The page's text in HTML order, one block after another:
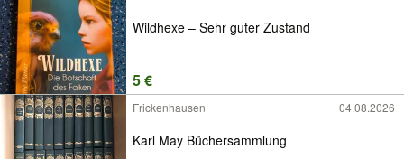
Wildhexe – Sehr guter Zustand
5 €
Frickenhausen 04.08.2026
Karl May Büchersammlung